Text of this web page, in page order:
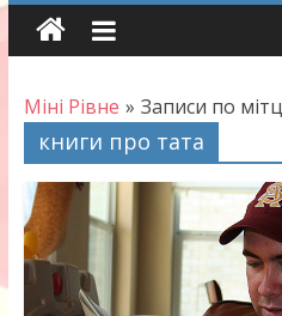
Skip
Міні Рівне » Записи по
книги про тата